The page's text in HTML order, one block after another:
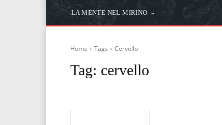
LA MENTE NEL MIRINO
Home Tags Cervello
Tag: cervello